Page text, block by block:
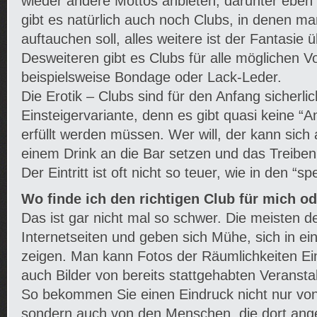
gibt es natürlich auch noch Clubs, in denen
auftauchen soll, alles weitere ist der Fantasie
Desweiteren gibt es Clubs für alle möglichen
beispielsweise Bondage oder Lack-Leder.
Die Erotik – Clubs sind für den Anfang
Einsteigervariante, denn es gibt quasi keine
erfüllt werden müssen. Wer will, der kann sich
einem Drink an die Bar setzen und das
Der Eintritt ist oft nicht so teuer, wie in den
Wo finde ich den richtigen Club für mich
Das ist gar nicht mal so schwer. Die meisten
Internetseiten und geben sich Mühe, sich in
zeigen. Man kann Fotos der Räumlichkeiten
auch Bilder von bereits stattgehabten
So bekommen Sie einen Eindruck nicht nur
sondern auch von den Menschen, die dort